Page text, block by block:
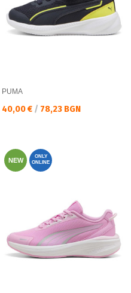
PUMA
Текуща цена:
40,00 € / 78,23 BGN
NEW
ONLY
ONLINE